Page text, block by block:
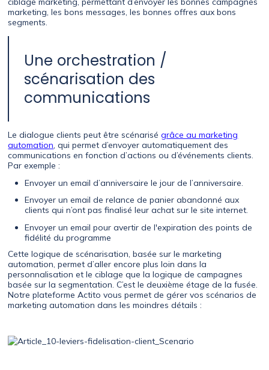
marketing, les bons messages, les bonnes offres aux bons
segments.
Une orchestration /
scénarisation des
communications
Le dialogue clients peut être scénariségrâce au marketing
automation, qui permet d’envoyer automatiquement des
communications en fonction d’actions ou d’événements clients.
Par exemple :
Envoyer un email d’anniversaire le jour de l’anniversaire.
Envoyer un email de relance de panier abandonné aux
clients qui n’ont pas finalisé leur achat sur le site internet.
Envoyer un email pour avertir de l'expiration des points de
fidélité du programme
Cette logique de scénarisation, basée sur le marketing
automation, permet d’aller encore plus loin dans la
personnalisation et le ciblage que la logique de campagnes
basée sur la segmentation. C’est le deuxième étage de la fusée.
Notre plateforme Actito vous permet de gérer vos scénarios de
marketing automation dans les moindres détails :